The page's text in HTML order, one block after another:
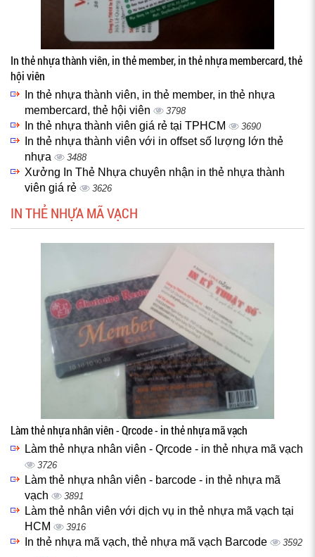
In thẻ nhựa thành viên, in thẻ member, in thẻ nhựa membercard, thẻ
hội viên
In thẻ nhựa thành viên, in thẻ member, in thẻ nhựa
membercard, thẻ hội viên
3798
In thẻ nhựa thành viên giá rẻ tại TPHCM 3690
In thẻ nhựa thành viên với in offset số lượng lớn thẻ
nhựa
3488
Xưởng In Thẻ Nhựa chuyên nhận in thẻ nhựa thành
viên giá rẻ
3626
IN THẺ NHỰA MÃ VẠCH
Làm thẻ nhựa nhân viên - Qrcode - in thẻ nhựa mã vạch
Làm thẻ nhựa nhân viên - Qrcode - in thẻ nhựa mã vạch
3726
Làm thẻ nhựa nhân viên - barcode - in thẻ nhựa mã
vạch
3891
Làm thẻ nhân viên với dịch vụ in thẻ nhựa mã vạch tại
HCM
3916
In thẻ nhựa mã vạch, thẻ nhựa mã vạch Barcode 3592